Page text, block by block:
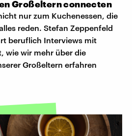
Großeltern connecten
nur zum Kuchenessen, die
reden. Stefan Zeppenfeld
beruflich Interviews mit
wie wir mehr über die
Großeltern erfahren